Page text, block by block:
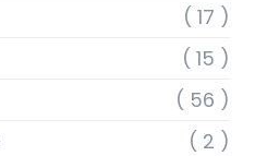
( 17 )
( 15 )
( 56 )
( 2 )